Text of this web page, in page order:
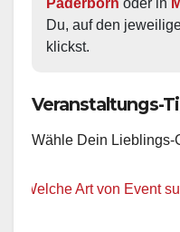
Du, auf den
klickst.
Veranstaltungs-
Wähle Dein Lieblings-
Art von Event suchst